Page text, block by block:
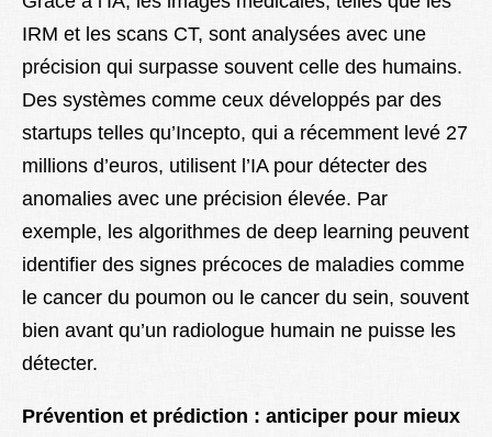
IRM et les scans CT, sont analysées avec une
précision qui surpasse souvent celle des humains.
Des systèmes comme ceux développés par des
startups telles qu’Incepto, qui a récemment levé 27
millions d’euros, utilisent l’IA pour détecter des
anomalies avec une précision élevée. Par
exemple, les algorithmes de deep learning peuvent
identifier des signes précoces de maladies comme
le cancer du poumon ou le cancer du sein, souvent
bien avant qu’un radiologue humain ne puisse les
détecter.
Prévention et prédiction : anticiper pour mieux